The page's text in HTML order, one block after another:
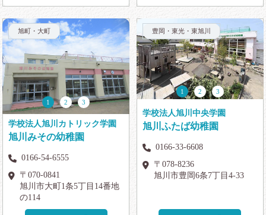
旭町・大町
1 2 3
学校法人旭川カトリック学園
旭川みその幼稚園
0166-54-6555
〒070-0841
旭川市大町1条5丁目14番地
の114
豊岡・東光・東旭川
1 2 3
学校法人旭川中央学園
旭川ふたば幼稚園
0166-33-6608
〒078-8236
旭川市豊岡6条7丁目4-33